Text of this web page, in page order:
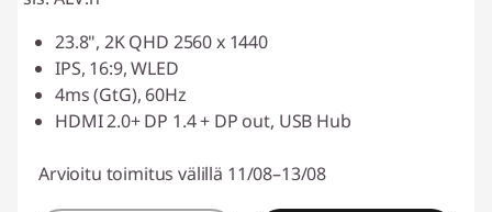
23.8", 2K QHD 2560 x 1440
IPS, 16:9, WLED
4ms (GtG), 60Hz
HDMI 2.0+ DP 1.4 + DP out, USB Hub
Arvioitu toimitus välillä 11/08–13/08